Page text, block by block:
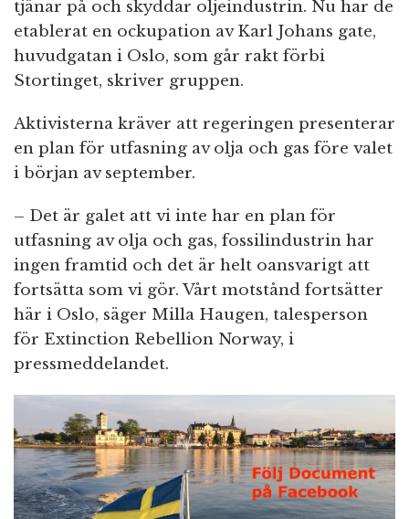
tjänar på och skyddar oljeindustrin. Nu har de
etablerat en ockupation av Karl Johans gate,
huvudgatan i Oslo, som går rakt förbi
Stortinget, skriver gruppen.
Aktivisterna kräver att regeringen presenterar
en plan för utfasning av olja och gas före valet
i början av september.
– Det är galet att vi inte har en plan för
utfasning av olja och gas, fossilindustrin har
ingen framtid och det är helt oansvarigt att
fortsätta som vi gör. Vårt motstånd fortsätter
här i Oslo, säger Milla Haugen, talesperson
för Extinction Rebellion Norway, i
pressmeddelandet.